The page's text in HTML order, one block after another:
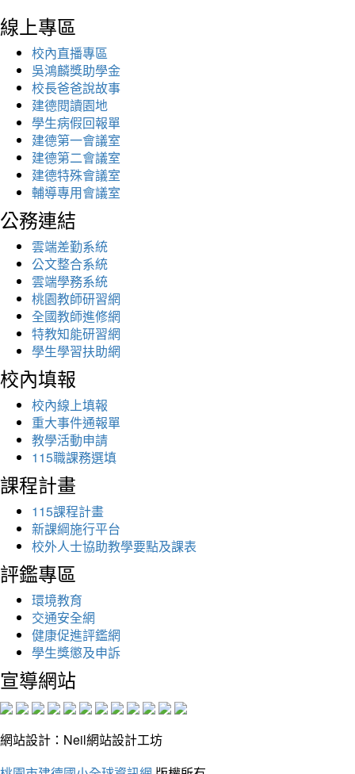
線上專區
校內直播專區
吳鴻麟獎助學金
校長爸爸說故事
建德閱讀園地
學生病假回報單
建德第一會議室
建德第二會議室
建德特殊會議室
輔導專用會議室
公務連結
雲端差勤系統
公文整合系統
雲端學務系統
桃園教師研習網
全國教師進修網
特教知能研習網
學生學習扶助網
校內填報
校內線上填報
重大事件通報單
教學活動申請
115職課務選填
課程計畫
115課程計畫
新課綱施行平台
校外人士協助教學要點及課表
評鑑專區
環境教育
交通安全網
健康促進評鑑網
學生獎懲及申訴
宣導網站
網站設計：Neil網站設計工坊